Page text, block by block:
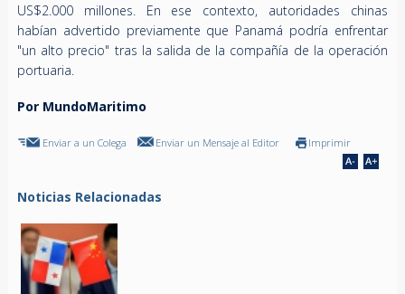
US$2.000 millones. En ese contexto, autoridades chinas
habían advertido previamente que Panamá podría enfrentar
"un alto precio" tras la salida de la compañía de la operación
portuaria.
Por MundoMaritimo
Enviar a un Colega Enviar un Mensaje al Editor Imprimir
Noticias Relacionadas